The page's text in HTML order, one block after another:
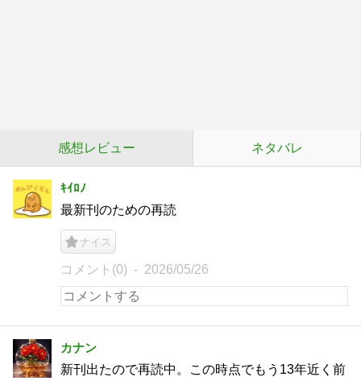
感想レビュー ネタバレ
ｷｲﾛﾉ
最新刊のための再読
ナイス
コメント(0) 2026/05/26
カナン
新刊出たので再読中。この時点でもう13年近く前